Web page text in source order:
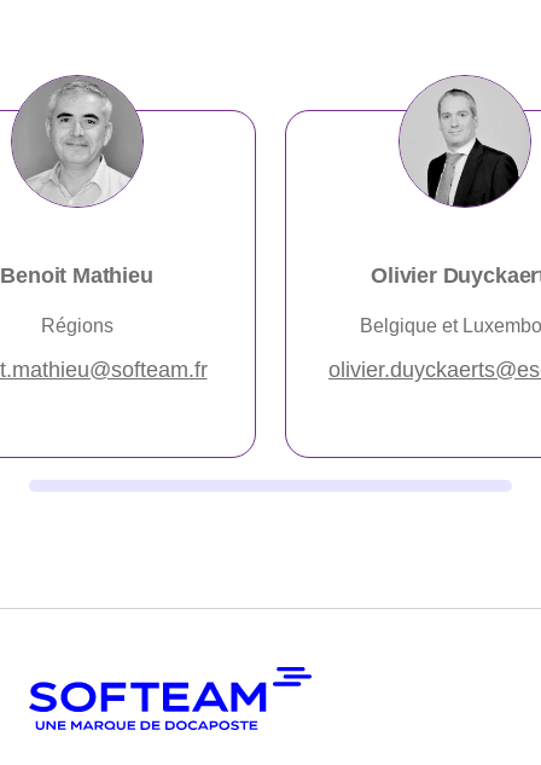
Benoit Mathieu
Régions
Olivier
Belgique et